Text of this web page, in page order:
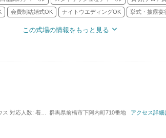
会費制結婚式OK ナイトウエディングOK 挙式・披露宴
この式場の情報をもっと見る
ス 対応人数: 着席：2名 ～ 150名 挙式スタイル: 教会式(キリスト
群馬県前橋市下阿内町710番地 アクセス詳細